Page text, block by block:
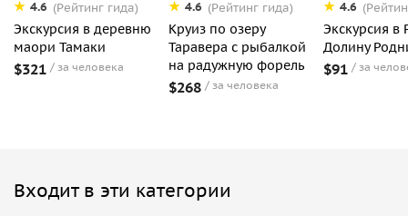
4.6 (Рейтинг гида)
Экскурсия в деревню
маори Тамаки
$321 за человека
4.6 (Рейтинг гида)
Круиз по озеру
Таравера с рыбалкой
на радужную форель
$268 за человека
4.6
Экскурсия в
Долину
$91 за
Входит в эти категории